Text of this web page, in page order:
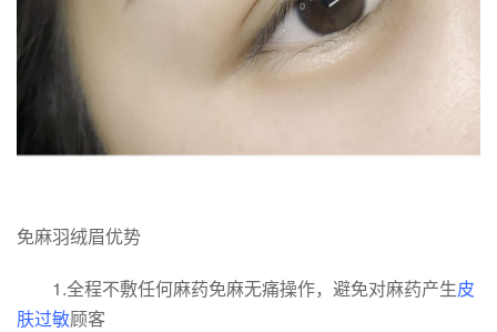
免麻羽绒眉优势
1.全程不敷任何麻药免麻无痛操作，避免对麻药产生皮
肤过敏顾客